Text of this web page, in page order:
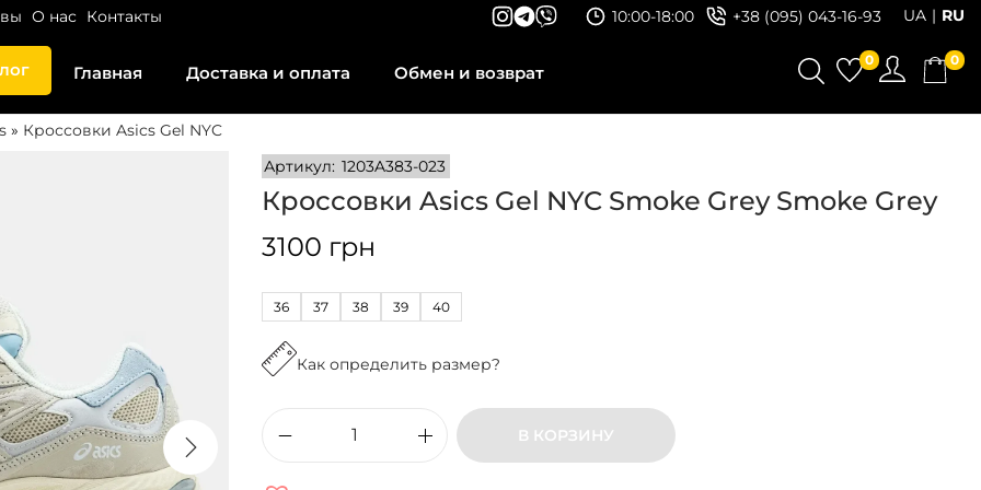
О нас Контакты 10:00-18:00 +38 (095) 043-16-93 UA RU
Главная Доставка и оплата Обмен и возврат
0 0
» Кроссовки Asics Gel NYC
Артикул: 1203A383-023
Кроссовки Asics Gel NYC Smoke Grey Smoke Grey
3100 грн
36 37 38 39 40
Как определить размер?
В КОРЗИНУ